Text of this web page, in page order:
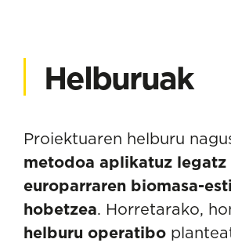
Helburuak
Proiektuaren helburu
metodoa aplikatuz legatz
europarraren biomasa-
hobetzea. Horretarako,
helburu operatibo